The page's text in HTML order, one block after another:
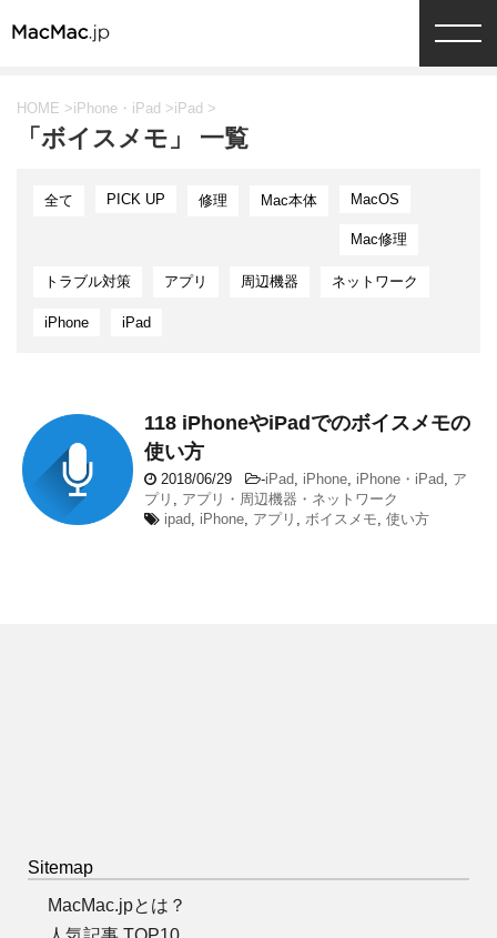
HOME >iPhone・iPad >iPad >
「ボイスメモ」 一覧
全て PICK UP 修理 Mac本体 MacOS
Mac修理
トラブル対策 アプリ 周辺機器 ネットワーク
iPhone iPad
118 iPhoneやiPadでのボイスメモの
使い方
2018/06/29 -iPad, iPhone, iPhone・iPad, ア
プリ , アプリ・周辺機器・ネットワーク
ipad, iPhone, アプリ , ボイスメモ, 使い方
Sitemap
MacMac.jpとは？